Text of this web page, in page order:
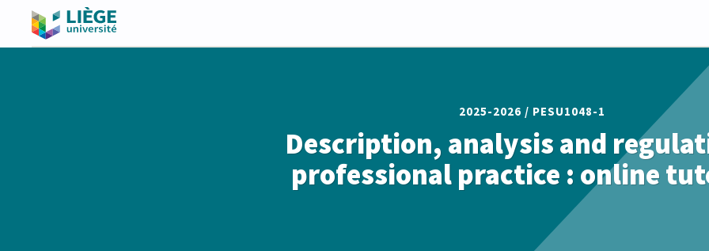
2025-2026 / PESU1048-1
Description, analysis and
professional practice : online